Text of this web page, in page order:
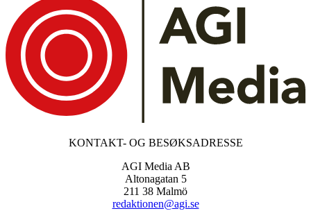
KONTAKT- OG BESØKSADRESSE
AGI Media AB
Altonagatan 5
211 38 Malmö
redaktionen@agi.se